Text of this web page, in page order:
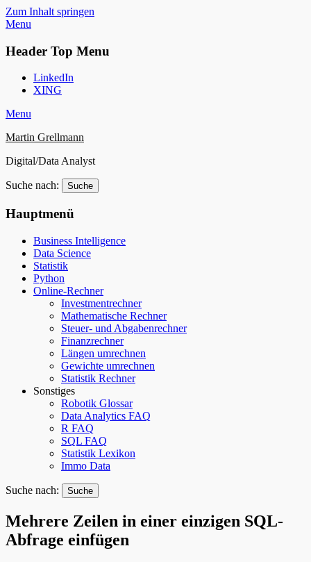
Zum Inhalt springen
Menu
Header Top Menu
LinkedIn
XING
Menu
Martin Grellmann
Digital/Data Analyst
Suche nach:
Hauptmenü
Business Intelligence
Data Science
Statistik
Python
Online-Rechner
Investmentrechner
Mathematische Rechner
Steuer- und Abgabenrechner
Finanzrechner
Längen umrechnen
Gewichte umrechnen
Statistik Rechner
Sonstiges
Robotik Glossar
Data Analytics FAQ
R FAQ
SQL FAQ
Statistik Lexikon
Immo Data
Suche nach:
Mehrere Zeilen in einer einzigen SQL-
Abfrage einfügen